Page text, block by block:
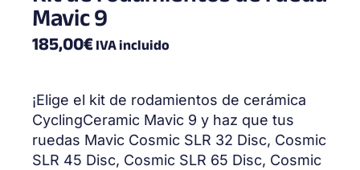
Mavic 9
185,00€IVA incluido
¡Elige el kit de rodamientos de cerámica
CyclingCeramic Mavic 9 y haz que tus
ruedas Mavic Cosmic SLR 32 Disc, Cosmic
SLR 45 Disc, Cosmic SLR 65 Disc, Cosmic